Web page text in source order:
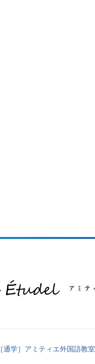
［通学］アミティエ外国語教室